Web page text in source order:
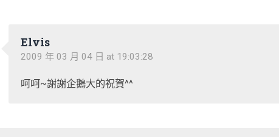
Elvis
2009 年 03 月 04 日 at 19:03:28
呵呵~謝謝企鵝大的祝賀^^